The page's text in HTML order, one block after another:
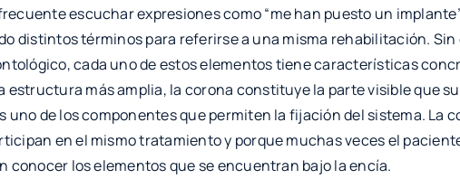
escuchar expresiones como “me han puesto un implante”
distintos términos para referirse a una misma rehabilitación. Sin
cada uno de estos elementos tiene características
estructura más amplia, la corona constituye la parte visible que
uno de los componentes que permiten la fijación del sistema. La
en el mismo tratamiento y porque muchas veces el
conocer los elementos que se encuentran bajo la encía.